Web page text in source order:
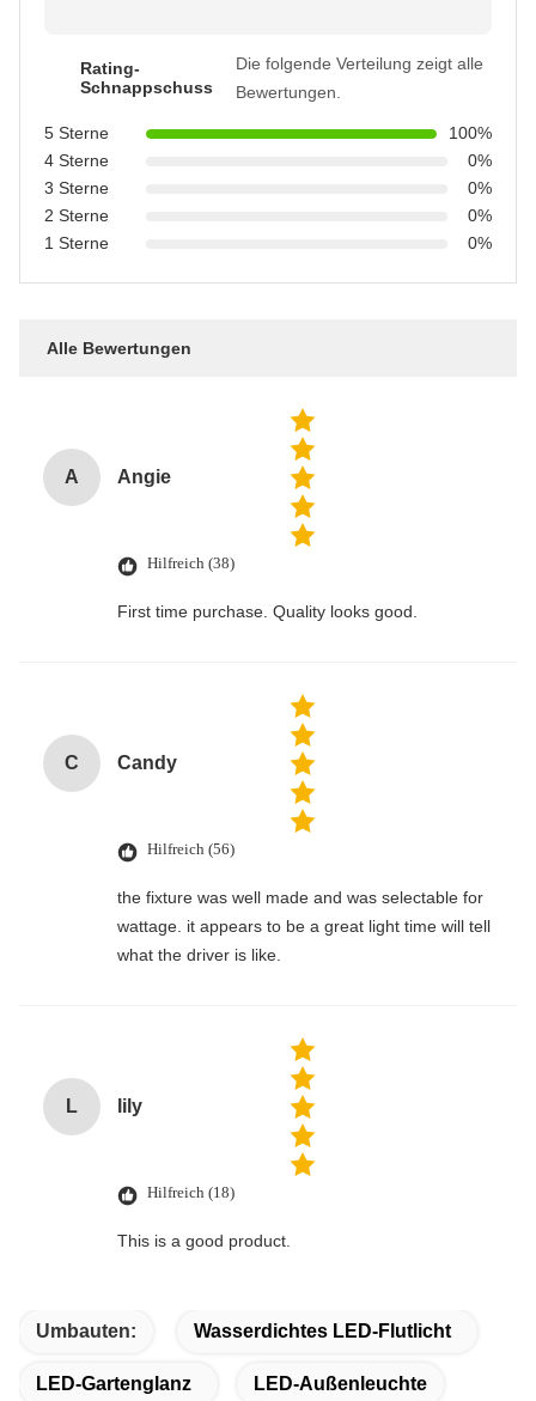
Rating-
Schnappschuss
Die folgende Verteilung zeigt alle
Bewertungen.
5 Sterne
100%
4 Sterne
0%
3 Sterne
0%
2 Sterne
0%
1 Sterne
0%
Alle Bewertungen
A Angie
Hilfreich (38)
First time purchase. Quality looks good.
C Candy
Hilfreich (56)
the fixture was well made and was selectable for
wattage. it appears to be a great light time will tell
what the driver is like.
L lily
Hilfreich (18)
This is a good product.
Umbauten: Wasserdichtes LED-Flutlicht
LED-Gartenglanz LED-Außenleuchte